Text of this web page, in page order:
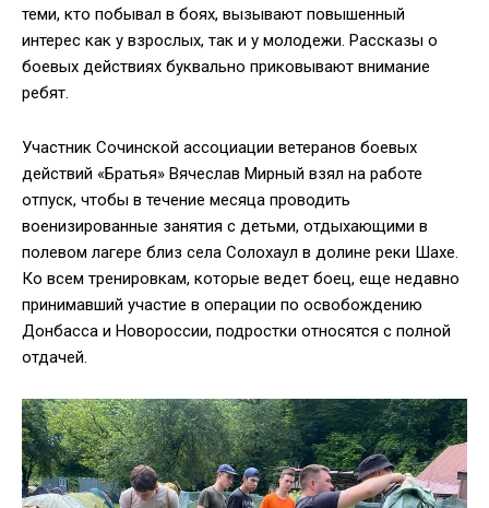
теми, кто побывал в боях, вызывают повышенный
интерес как у взрослых, так и у молодежи. Рассказы о
боевых действиях буквально приковывают внимание
ребят.
Участник Сочинской ассоциации ветеранов боевых
действий «Братья» Вячеслав Мирный взял на работе
отпуск, чтобы в течение месяца проводить
военизированные занятия с детьми, отдыхающими в
полевом лагере близ села Солохаул в долине реки Шахе.
Ко всем тренировкам, которые ведет боец, еще недавно
принимавший участие в операции по освобождению
Донбасса и Новороссии, подростки относятся с полной
отдачей.